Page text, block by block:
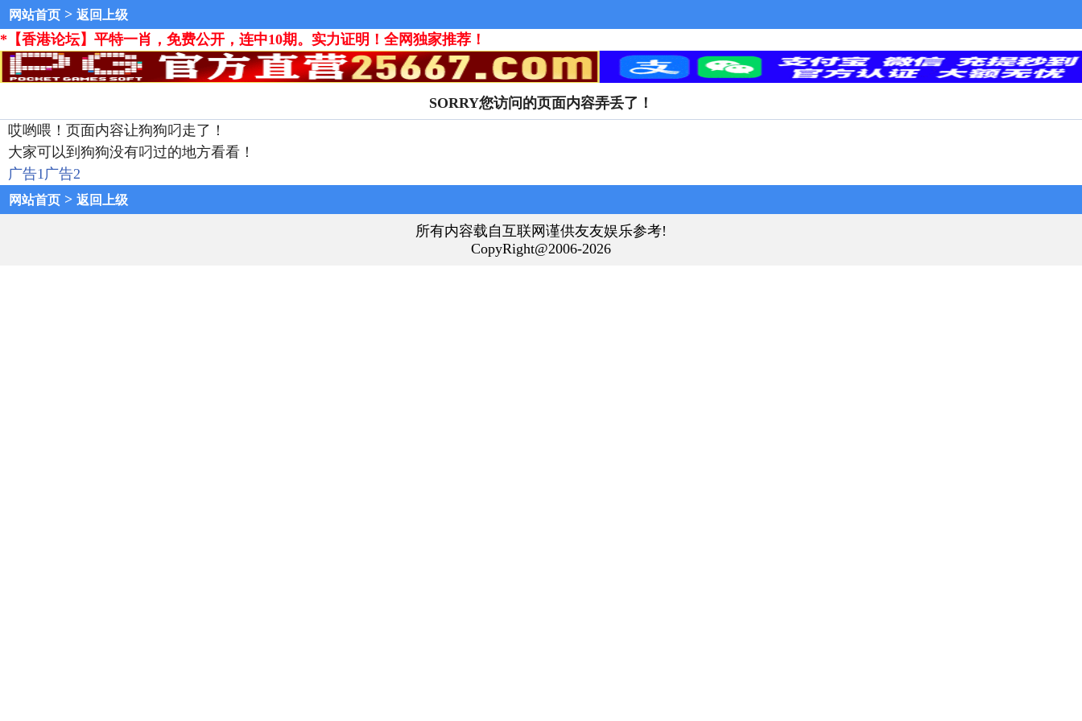
网站首页 > 返回上级
*【香港论坛】平特一肖，免费公开，连中10期。实力证明！全网独家推荐！
SORRY您访问的页面内容弄丢了！
哎哟喂！页面内容让狗狗叼走了！
大家可以到狗狗没有叼过的地方看看！
广告1广告2
网站首页 > 返回上级
所有内容载自互联网谨供友友娱乐参考!
CopyRight@2006-2026